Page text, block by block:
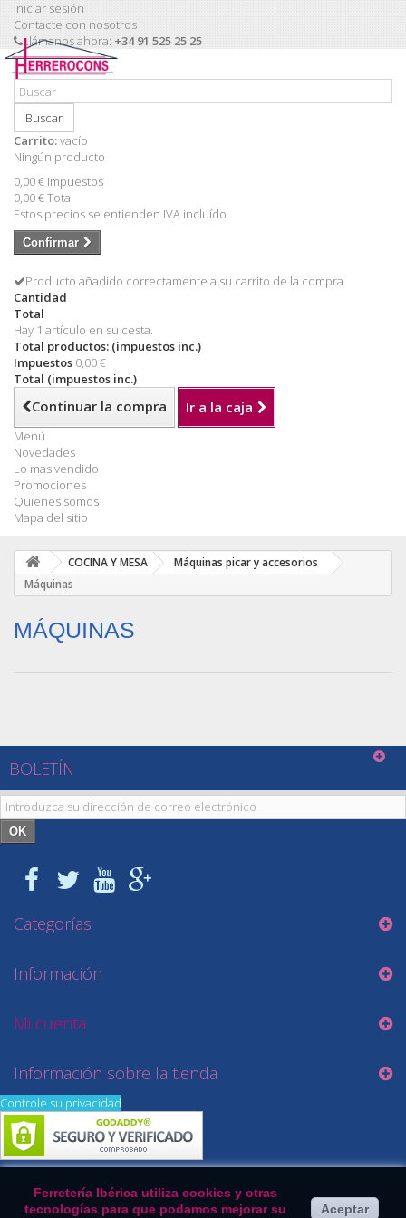
Iniciar sesión
Contacte con nosotros
Llámanos ahora: +34 91 525 25 25
Buscar
Carrito:vacío
Ningún producto
0,00 € Impuestos
0,00 €Total
Estos precios se entienden IVA incluído
Confirmar
Producto añadido correctamente a su carrito de la compra
Cantidad
Total
Hay 1 artículo en su cesta.
Total productos: (impuestos inc.)
Impuestos 0,00 €
Total (impuestos inc.)
Continuar la compra Ir a la caja
Menú
Novedades
Lo mas vendido
Promociones
Quienes somos
Mapa del sitio
COCINA Y MESA
Máquinas picar y accesorios
Máquinas
MÁQUINAS
BOLETÍN
OK
Categorías
Información
Mi cuenta
Información sobre la tienda
Ferretería Ibérica utiliza cookies y otras
tecnologías para que podamos mejorar su
Aceptar
Controle su privacidad